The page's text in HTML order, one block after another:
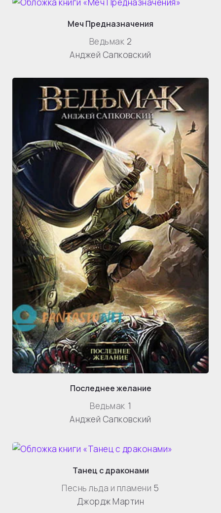
Меч Предназначения
Ведьмак 2
Анджей Сапковский
Последнее желание
Ведьмак 1
Анджей Сапковский
Танец с драконами
Песнь льда и пламени 5
Джордж Мартин